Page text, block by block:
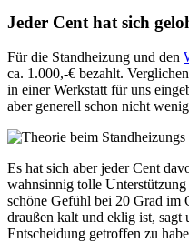
Jeder Cent hat sich
Für die Standheizung und den
ca. 1.000,-€ bezahlt.
in einer Werkstatt für uns
aber generell schon nicht
Es hat sich aber jeder Cent
wahnsinnig tolle
schöne Gefühl bei 20 Grad im
draußen kalt und eklig ist, sagt
Entscheidung getroffen zu